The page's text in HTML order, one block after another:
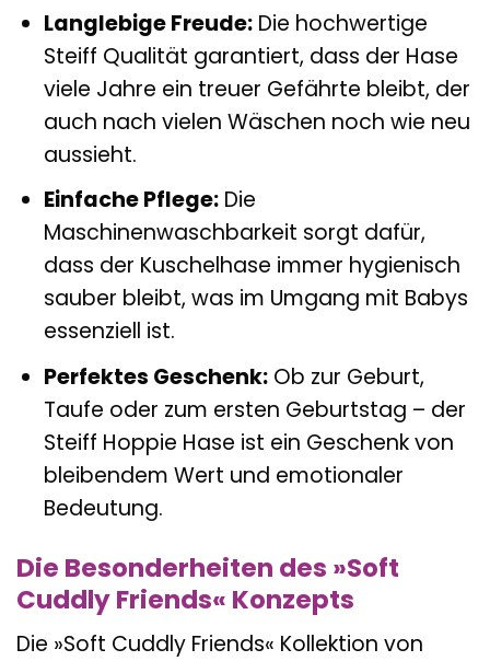
Langlebige Freude:Die hochwertige
Steiff Qualität garantiert, dass der Hase
viele Jahre ein treuer Gefährte bleibt, der
auch nach vielen Wäschen noch wie neu
aussieht.
Einfache Pflege:Die
Maschinenwaschbarkeit sorgt dafür,
dass der Kuschelhase immer hygienisch
sauber bleibt, was im Umgang mit Babys
essenziell ist.
Perfektes Geschenk:Ob zur Geburt,
Taufe oder zum ersten Geburtstag – der
Steiff Hoppie Hase ist ein Geschenk von
bleibendem Wert und emotionaler
Bedeutung.
Die Besonderheiten des »Soft
Cuddly Friends« Konzepts
Die »Soft Cuddly Friends« Kollektion von